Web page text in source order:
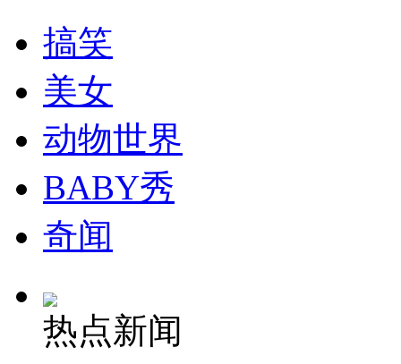
搞笑
美女
动物世界
BABY秀
奇闻
热点新闻